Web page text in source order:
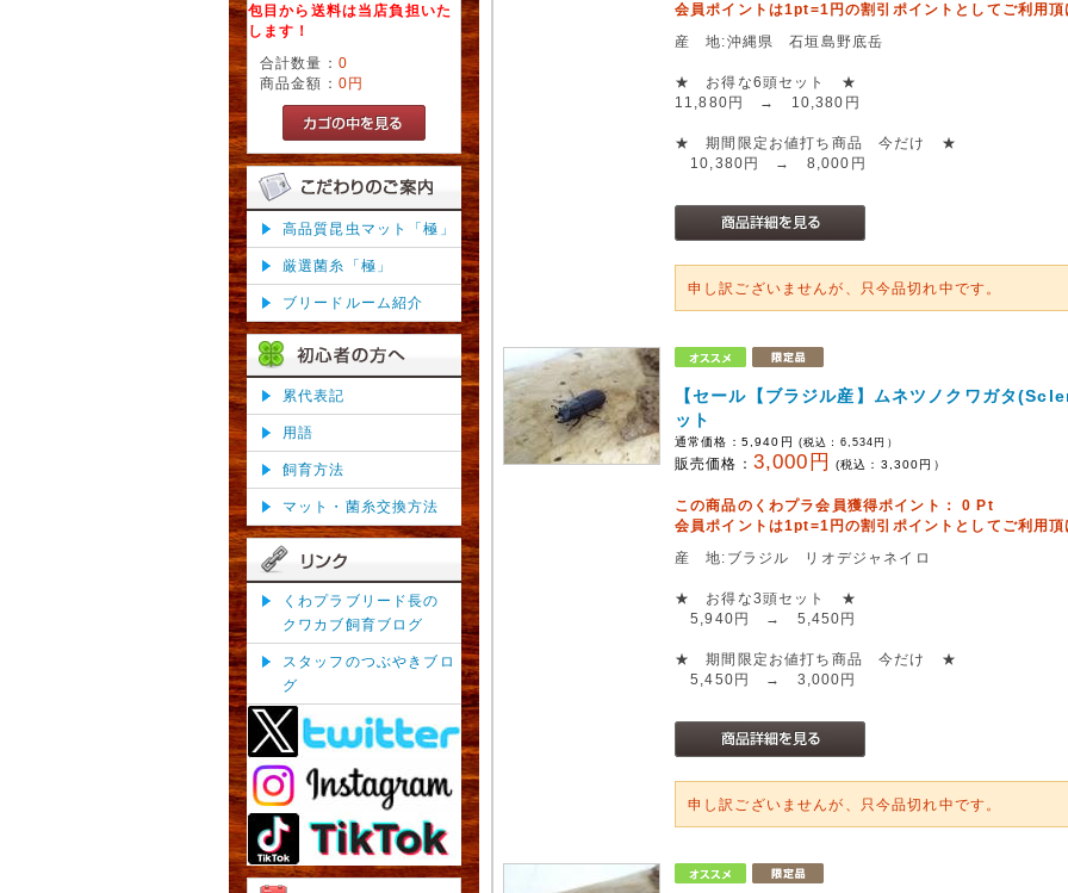
包目から送料は当店負担いた
します！
合計数量： 0
商品金額： 0円
高品質昆虫マット「極」
厳選菌糸「極」
ブリードルーム紹介
累代表記
用語
飼育方法
マット・菌糸交換方法
くわプラブリード長の
クワカブ飼育ブログ
スタッフのつぶやきブロ
グ
会員ポイントは1pt=1円の割引ポイントとしてご利用頂
産 地:沖縄県 石垣島野底岳
★ お得な6頭セット ★
11,880円 → 10,380円
★ 期間限定お値打ち商品 今だけ ★
10,380円 → 8,000円
申し訳ございませんが、只今品切れ中です。
【セール【ブラジル産】ムネツノクワガタ
ット
通常価格： 5,940円 (税込： 6,534円）
販売価格： 3,000円 (税込： 3,300円）
この商品のくわプラ会員獲得ポイント：0 Pt
会員ポイントは1pt=1円の割引ポイントとしてご利用頂
産 地:ブラジル リオデジャネイロ
★ お得な3頭セット ★
5,940円 → 5,450円
★ 期間限定お値打ち商品 今だけ ★
5,450円 → 3,000円
申し訳ございませんが、只今品切れ中です。